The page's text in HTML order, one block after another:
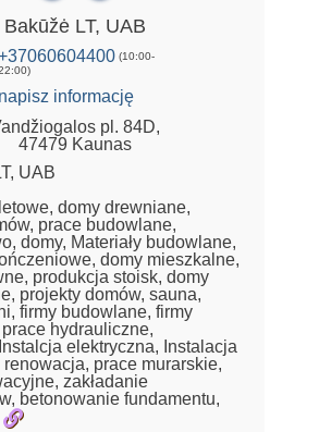
Bakūžė LT, UAB
(10:00-
napisz informację
pl. 84D,
47479 Kaunas
UAB
domy drewniane,
prace budowlane,
domy, Materiały budowlane,
domy mieszkalne,
produkcja stoisk, domy
projekty domów, sauna,
firmy budowlane, firmy
hydrauliczne,
elektryczna, Instalacja
prace murarskie,
zakładanie
betonowanie fundamentu,